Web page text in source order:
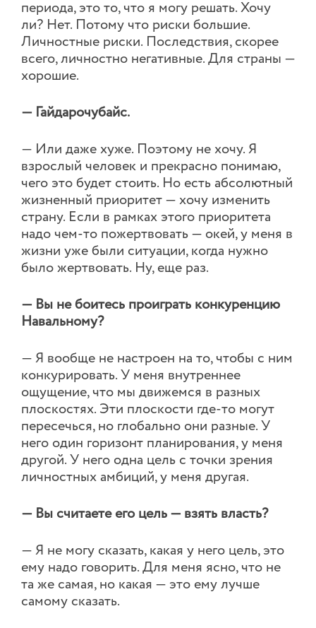
периода, это то, что я могу решать. Хочу
ли? Нет. Потому что риски большие.
Личностные риски. Последствия, скорее
всего, личностно негативные. Для страны —
хорошие.
— Гайдарочубайс.
— Или даже хуже. Поэтому не хочу. Я
взрослый человек и прекрасно понимаю,
чего это будет стоить. Но есть абсолютный
жизненный приоритет — хочу изменить
страну. Если в рамках этого приоритета
надо чем-то пожертвовать — окей, у меня в
жизни уже были ситуации, когда нужно
было жертвовать. Ну, еще раз.
— Вы не боитесь проиграть конкуренцию
Навальному?
— Я вообще не настроен на то, чтобы с ним
конкурировать. У меня внутреннее
ощущение, что мы движемся в разных
плоскостях. Эти плоскости где-то могут
пересечься, но глобально они разные. У
него один горизонт планирования, у меня
другой. У него одна цель с точки зрения
личностных амбиций, у меня другая.
— Вы считаете его цель — взять власть?
— Я не могу сказать, какая у него цель, это
ему надо говорить. Для меня ясно, что не
та же самая, но какая — это ему лучше
самому сказать.